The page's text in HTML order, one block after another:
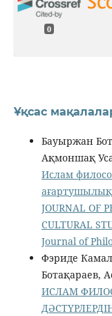
0
Ұқсас
Бауыржан
Ақмоншақ
Ислам
JОURNAL OF
CULTURAL
Jоurnal of
Фэриде
Ботақараев,
ИСЛАМ